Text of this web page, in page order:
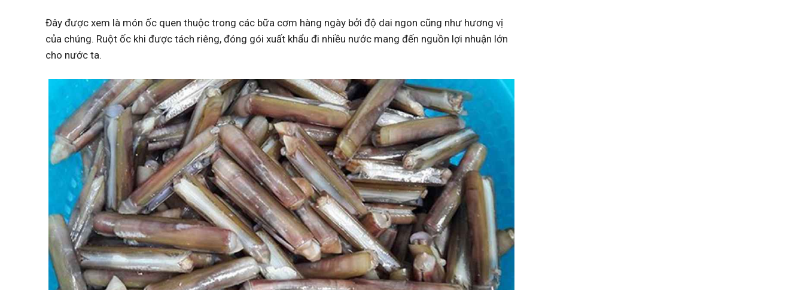
Đây được xem là món ốc quen thuộc trong các bữa cơm hàng ngày bởi độ dai ngon cũng như hương vị
của chúng. Ruột ốc khi được tách riêng, đóng gói xuất khẩu đi nhiều nước mang đến nguồn lợi nhuận lớn
cho nước ta.